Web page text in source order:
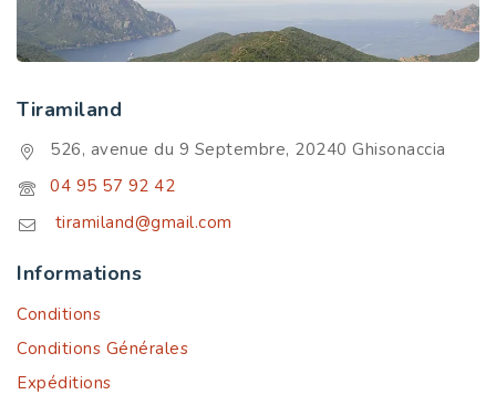
Tiramiland
526, avenue du 9 Septembre, 20240 Ghisonaccia
04 95 57 92 42
tiramiland@gmail.com
Informations
Conditions
Conditions Générales
Expéditions